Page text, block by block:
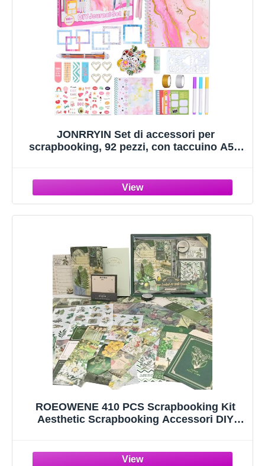
JONRRYIN Set di accessori per
scrapbooking, 92 pezzi, con taccuino A5 e
bambini
ROEOWENE 410 PCS Scrapbooking Kit
Aesthetic Scrapbooking Accessori DIY
Donne Adolescenti Compleanno Natale-